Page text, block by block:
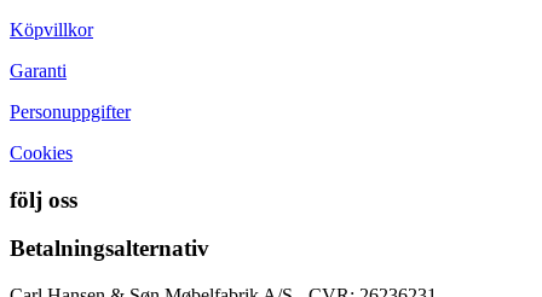
Köpvillkor
Garanti
Personuppgifter
Cookies
följ oss
Betalningsalternativ